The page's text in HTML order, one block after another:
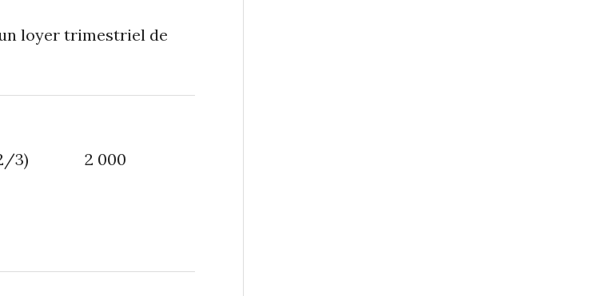
loyer trimestriel de
x 2/3) 2 000